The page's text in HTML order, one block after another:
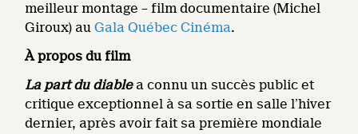
meilleur montage – film documentaire (Michel
Giroux) auGala Québec Cinéma.
À propos du film
La part du diablea connu un succès public et
critique exceptionnel à sa sortie en salle l’hiver
dernier, après avoir fait sa première mondiale